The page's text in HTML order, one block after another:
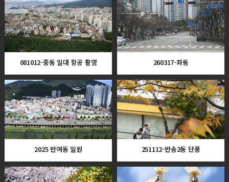
081012-중동 일대 항공 촬영 260317-좌동
2025 반여동 일원 251112-반송2동 단풍